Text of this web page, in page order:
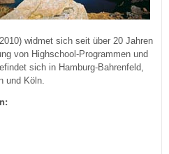
widmet sich seit über 20 Jahren
von Highschool-Programmen und
sich in Hamburg-Bahrenfeld,
und Köln.